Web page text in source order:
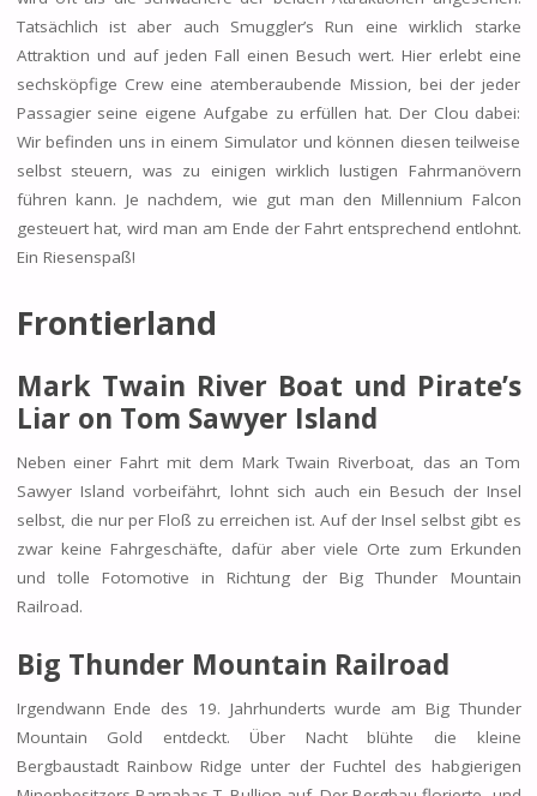
Tatsächlich ist aber auch Smuggler’s Run eine wirklich starke
Attraktion und auf jeden Fall einen Besuch wert. Hier erlebt eine
sechsköpfige Crew eine atemberaubende Mission, bei der jeder
Passagier seine eigene Aufgabe zu erfüllen hat. Der Clou dabei:
Wir befinden uns in einem Simulator und können diesen teilweise
selbst steuern, was zu einigen wirklich lustigen Fahrmanövern
führen kann. Je nachdem, wie gut man den Millennium Falcon
gesteuert hat, wird man am Ende der Fahrt entsprechend entlohnt.
Ein Riesenspaß!
Frontierland
Mark Twain River Boat und Pirate’s
Liar on Tom Sawyer Island
Neben einer Fahrt mit dem Mark Twain Riverboat, das an Tom
Sawyer Island vorbeifährt, lohnt sich auch ein Besuch der Insel
selbst, die nur per Floß zu erreichen ist. Auf der Insel selbst gibt es
zwar keine Fahrgeschäfte, dafür aber viele Orte zum Erkunden
und tolle Fotomotive in Richtung der Big Thunder Mountain
Railroad.
Big Thunder Mountain Railroad
Irgendwann Ende des 19. Jahrhunderts wurde am Big Thunder
Mountain Gold entdeckt. Über Nacht blühte die kleine
Bergbaustadt Rainbow Ridge unter der Fuchtel des habgierigen